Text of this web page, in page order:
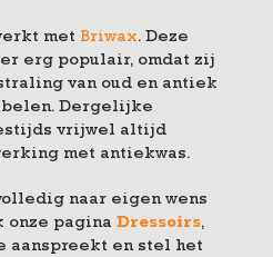
met Briwax. Deze
erg populair, omdat zij
van oud en antiek
Dergelijke
vrijwel altijd
met antiekwas.
naar eigen wens
onze pagina Dressoirs,
aanspreekt en stel het